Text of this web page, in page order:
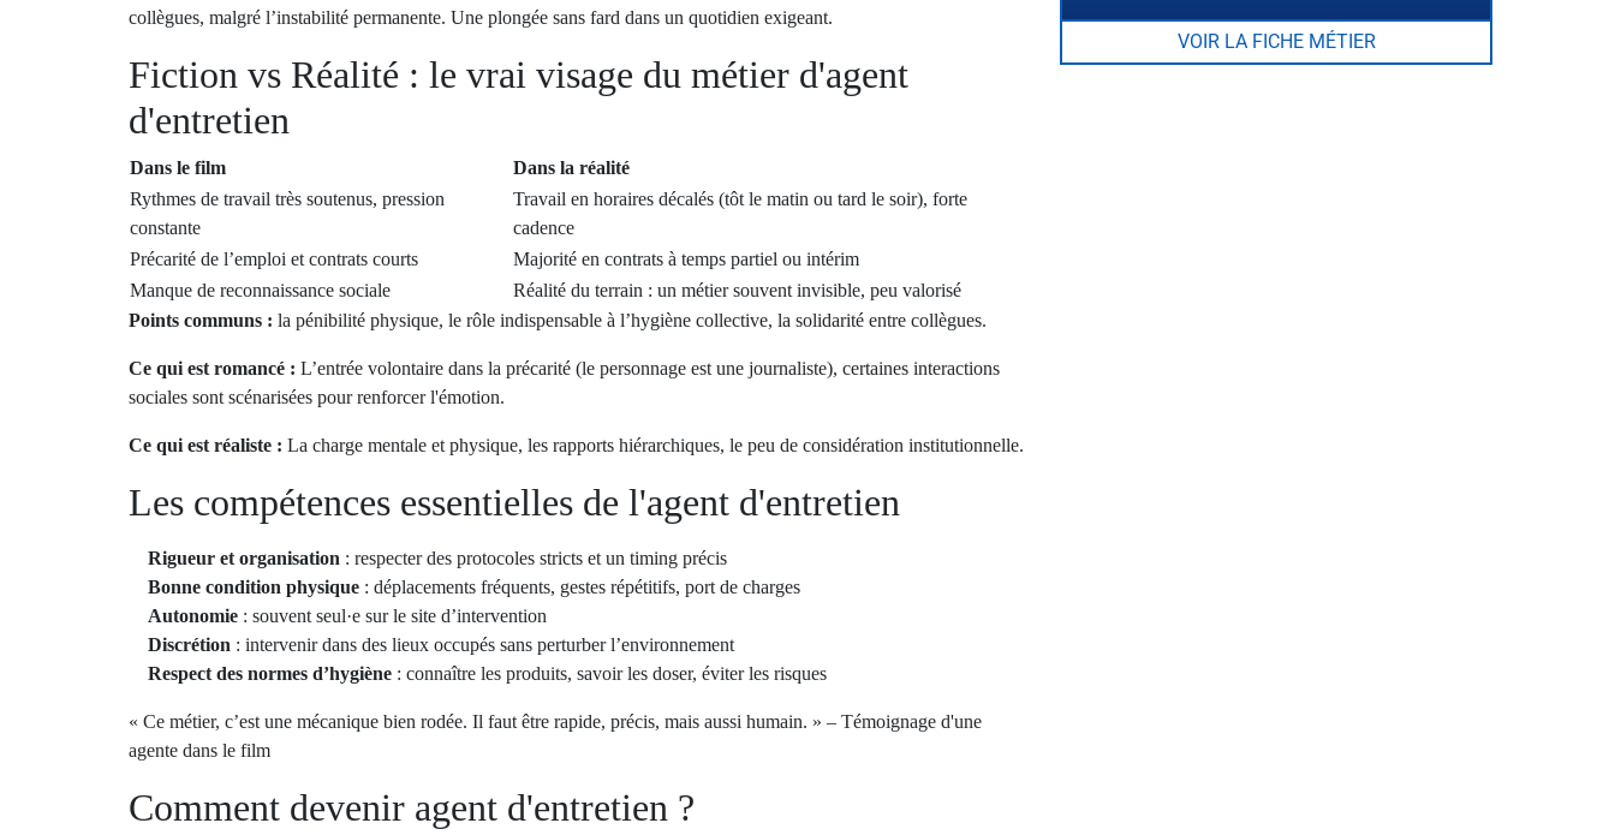
collègues, malgré l’instabilité permanente. Une plongée sans fard dans un quotidien exigeant.
Fiction vs Réalité : le vrai visage du métier d'agent
d'entretien
Dans le film
Dans la réalité
Rythmes de travail très soutenus, pression
constante
Travail en horaires décalés (tôt le matin ou tard le soir), forte
cadence
Précarité de l’emploi et contrats courts
Majorité en contrats à temps partiel ou intérim
Manque de reconnaissance sociale
Réalité du terrain : un métier souvent invisible, peu valorisé
Points communs : la pénibilité physique, le rôle indispensable à l’hygiène collective, la solidarité entre collègues.
Ce qui est romancé : L’entrée volontaire dans la précarité (le personnage est une journaliste), certaines interactions
sociales sont scénarisées pour renforcer l'émotion.
Ce qui est réaliste : La charge mentale et physique, les rapports hiérarchiques, le peu de considération institutionnelle.
Les compétences essentielles de l'agent d'entretien
Rigueur et organisation : respecter des protocoles stricts et un timing précis
Bonne condition physique : déplacements fréquents, gestes répétitifs, port de charges
Autonomie : souvent seul·e sur le site d’intervention
Discrétion : intervenir dans des lieux occupés sans perturber l’environnement
Respect des normes d’hygiène : connaître les produits, savoir les doser, éviter les risques
« Ce métier, c’est une mécanique bien rodée. Il faut être rapide, précis, mais aussi humain. » – Témoignage d'une
agente dans le film
Comment devenir agent d'entretien ?
VOIR LA FICHE MÉTIER